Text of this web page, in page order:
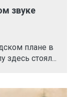
звуке
плане в
здесь стоял...